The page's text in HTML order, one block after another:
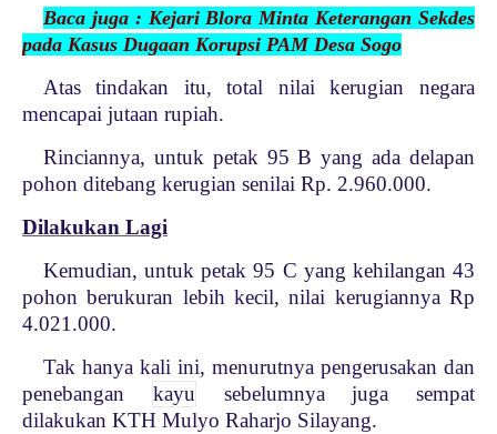
Baca juga : Kejari Blora Minta Keterangan Sekdes
pada Kasus Dugaan Korupsi PAM Desa Sogo
Atas tindakan itu, total nilai kerugian negara
mencapai jutaan rupiah.
Rinciannya, untuk petak 95 B yang ada delapan
pohon ditebang kerugian senilai Rp. 2.960.000.
Dilakukan Lagi
Kemudian, untuk petak 95 C yang kehilangan 43
pohon berukuran lebih kecil, nilai kerugiannya Rp
4.021.000.
Tak hanya kali ini, menurutnya pengerusakan dan
penebangan kayu
sebelumnya juga sempat
dilakukan KTH Mulyo Raharjo Silayang.